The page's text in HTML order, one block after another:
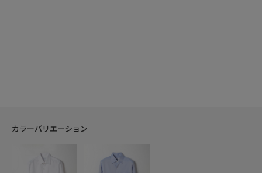
カラーバリエーション